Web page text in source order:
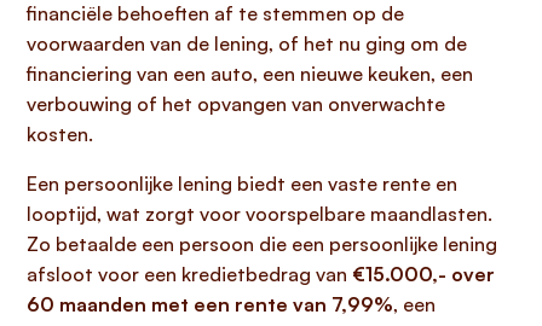
financiële behoeften af te stemmen op de
voorwaarden van de lening, of het nu ging om de
financiering van een auto, een nieuwe keuken, een
verbouwing of het opvangen van onverwachte
kosten.
Een persoonlijke lening biedt een vaste rente en
looptijd, wat zorgt voor voorspelbare maandlasten.
Zo betaalde een persoon die een persoonlijke lening
afsloot voor een kredietbedrag van €15.000,- over
60 maanden met een rente van 7,99%, een